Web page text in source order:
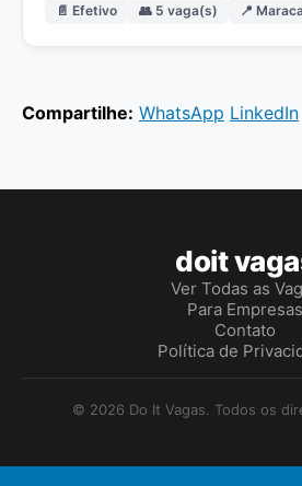
📄 Efetivo 👥 5 vaga(s) 📍
Compartilhe: WhatsApp LinkedIn
doit
Ver Todas as
Para Empresas
Contato
Política de
© 2026 Do It Vagas. Todos os